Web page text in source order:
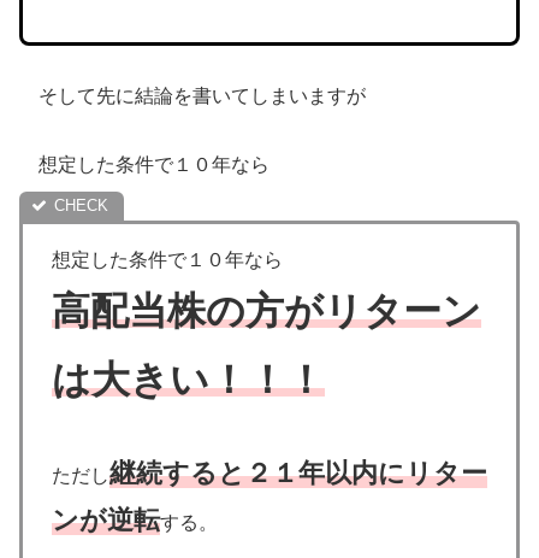
そして先に結論を書いてしまいますが
想定した条件で１０年なら
想定した条件で１０年なら
高配当株の方がリターン
は大きい！！！
ただし継続すると２１年以内にリター
ンが逆転する。